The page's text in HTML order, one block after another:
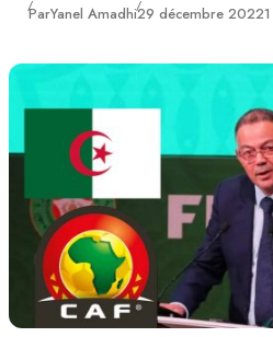
ParYanel AmadhiPublié
29 décembre 2022